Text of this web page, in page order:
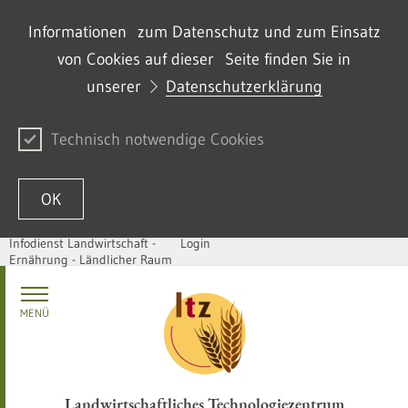
Informationen zum Datenschutz und zum Einsatz
von Cookies auf dieser Seite finden Sie in
unserer
Datenschutzerklärung
Technisch notwendige Cookies
OK
Zum Inhalt springen
Infodienst Landwirtschaft -
Ernährung - Ländlicher Raum
Login
MENÜ